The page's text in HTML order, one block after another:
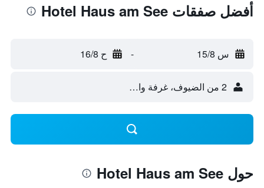
أفضل صفقات Hotel Haus am See
س 15/8 - ح 16/8
2 من الضيوف، غرفة واحدة
حول Hotel Haus am See